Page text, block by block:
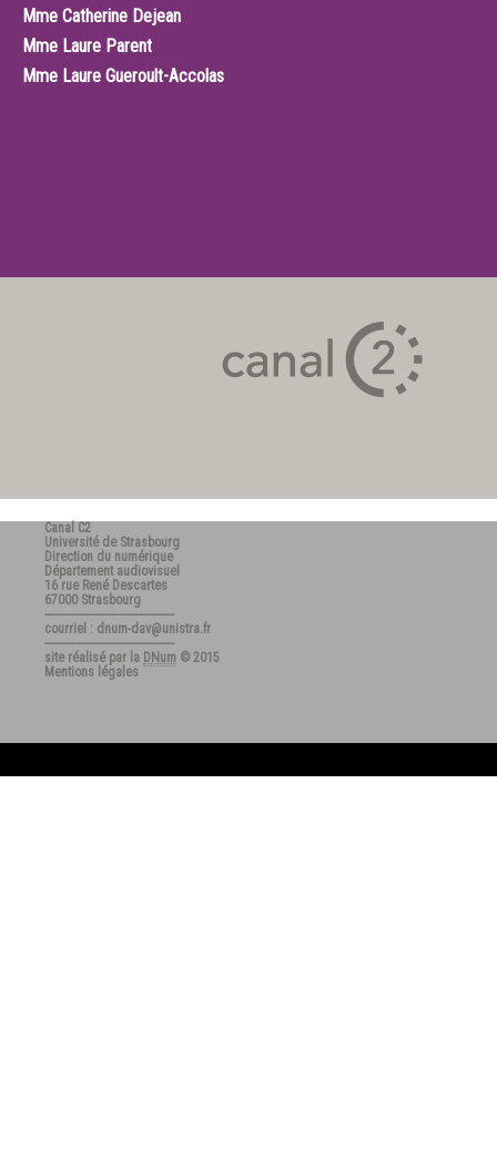
Mme Catherine Dejean
Mme Laure Parent
Mme Laure Gueroult-Accolas
Canal C2
Université de Strasbourg
Direction du numérique
Département audiovisuel
16 rue René Descartes
67000 Strasbourg
---------------------------------------
courriel : dnum-dav@unistra.fr
---------------------------------------
site réalisé par la DNum © 2015
Mentions légales